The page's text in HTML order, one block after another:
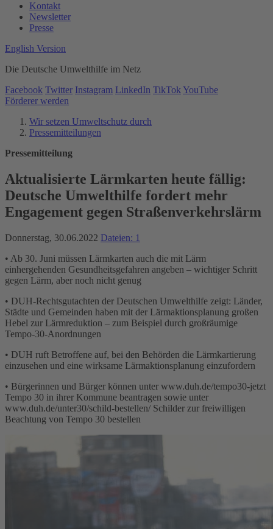
Kontakt
Newsletter
Presse
English Version
Die Deutsche Umwelthilfe im Netz
Facebook Twitter Instagram LinkedIn TikTok YouTube
Förderer werden
Wir setzen Umweltschutz durch
Pressemitteilungen
Pressemitteilung
Aktualisierte Lärmkarten heute fällig:
Deutsche Umwelthilfe fordert mehr
Engagement gegen Straßenverkehrslärm
Donnerstag, 30.06.2022 Dateien: 1
• Ab 30. Juni müssen Lärmkarten auch die mit Lärm
einhergehenden Gesundheitsgefahren angeben – wichtiger Schritt
gegen Lärm, aber noch nicht genug
• DUH-Rechtsgutachten der Deutschen Umwelthilfe zeigt: Länder,
Städte und Gemeinden haben mit der Lärmaktionsplanung großen
Hebel zur Lärmreduktion – zum Beispiel durch großräumige
Tempo-30-Anordnungen
• DUH ruft Betroffene auf, bei den Behörden die Lärmkartierung
einzusehen und eine wirksame Lärmaktionsplanung einzufordern
• Bürgerinnen und Bürger können unter www.duh.de/tempo30-jetzt
Tempo 30 in ihrer Kommune beantragen sowie unter
www.duh.de/unter30/schild-bestellen/ Schilder zur freiwilligen
Beachtung von Tempo 30 bestellen